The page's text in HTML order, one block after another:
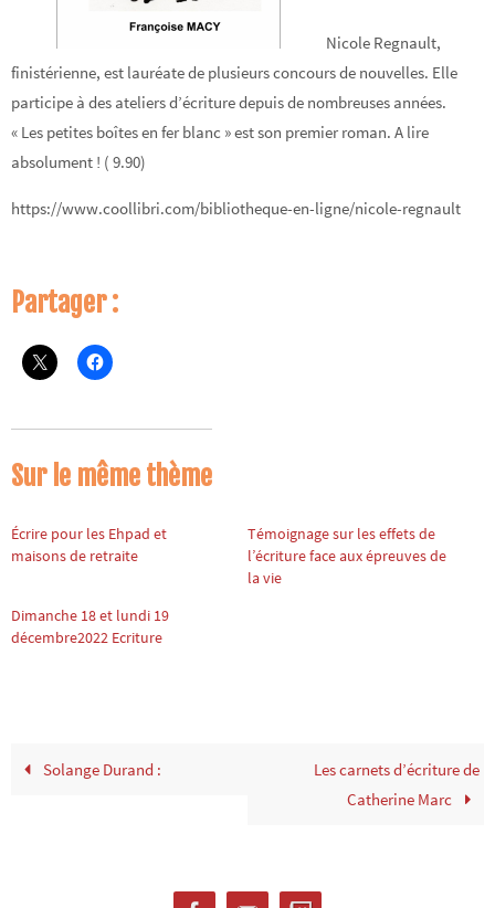
Nicole Regnault,
finistérienne, est lauréate de plusieurs concours de nouvelles. Elle
participe à des ateliers d’écriture depuis de nombreuses années.
« Les petites boîtes en fer blanc » est son premier roman. A lire
absolument ! ( 9.90)
https://www.coollibri.com/bibliotheque-en-ligne/nicole-regnault
Partager :
Sur le même thème
Écrire pour les Ehpad et
maisons de retraite
Témoignage sur les effets de
l’écriture face aux épreuves de
la vie
Dimanche 18 et lundi 19
décembre2022 Ecriture
Solange Durand :
Les carnets d’écriture de
Catherine Marc